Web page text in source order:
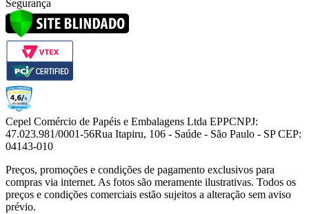
Segurança
Cepel Comércio de Papéis e Embalagens Ltda EPPCNPJ:
47.023.981/0001-56Rua Itapiru, 106 - Saúde - São Paulo - SP CEP:
04143-010
Preços, promoções e condições de pagamento exclusivos para
compras via internet. As fotos são meramente ilustrativas. Todos os
preços e condições comerciais estão sujeitos a alteração sem aviso
prévio.